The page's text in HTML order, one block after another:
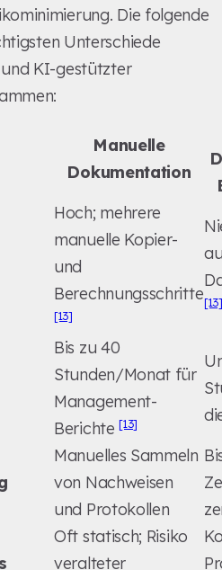
Die folgende
Unterschiede
KI-gestützter
Manuelle
Dokumentation
Hoch; mehrere
manuelle Kopier-
und
Berechnungsschritte
[13]
[13]
Bis zu 40
Stunden/Monat für
Management-
Berichte[13]
Manuelles Sammeln
von Nachweisen
und Protokollen
Oft statisch; Risiko
veralteter